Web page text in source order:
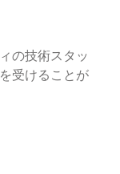
の技術スタッ
受けることが